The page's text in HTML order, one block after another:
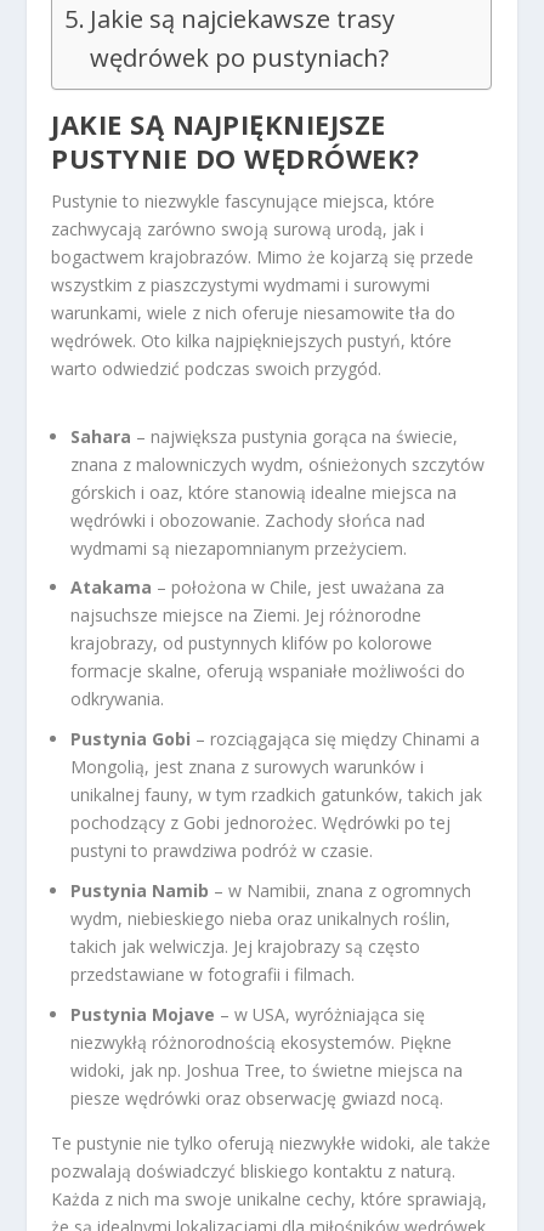
Jakie są najciekawsze trasy
wędrówek po pustyniach?
JAKIE SĄ NAJPIĘKNIEJSZE
PUSTYNIE DO WĘDRÓWEK?
Pustynie to niezwykle fascynujące miejsca, które
zachwycają zarówno swoją surową urodą, jak i
bogactwem krajobrazów. Mimo że kojarzą się przede
wszystkim z piaszczystymi wydmami i surowymi
warunkami, wiele z nich oferuje niesamowite tła do
wędrówek. Oto kilka najpiękniejszych pustyń, które
warto odwiedzić podczas swoich przygód.
Sahara – najwięk­sza pustynia gorąca na świecie,
znana z malowniczych wydm, ośnieżonych szczytów
górskich i oaz, które stanowią idealne miejsca na
wędrówki i obozowanie. Zachody słońca nad
wydmami są niezapomnianym przeżyciem.
Atakama – położona w Chile, jest uważana za
najsuchsze miejsce na Ziemi. Jej różnorodne
krajobrazy, od pustynnych klifów po kolorowe
formacje skalne, oferują wspaniałe możliwości do
odkrywania.
Pustynia Gobi – rozciągająca się między Chinami a
Mongolią, jest znana z surowych warunków i
unikalnej fauny, w tym rzadkich gatunków, takich jak
pochodzący z Gobi jednorożec. Wędrówki po tej
pustyni to prawdziwa podróż w czasie.
Pustynia Namib – w Namibii, znana z ogromnych
wydm, niebieskiego nieba oraz unikalnych roślin,
takich jak welwiczja. Jej krajobrazy są często
przedstawiane w fotografii i filmach.
Pustynia Mojave – w USA, wyróżniająca się
niezwykłą różnorodnością ekosystemów. Piękne
widoki, jak np. Joshua Tree, to świetne miejsca na
piesze wędrówki oraz obserwację gwiazd nocą.
Te pustynie nie tylko oferują niezwykłe widoki, ale także
pozwalają doświadczyć bliskiego kontaktu z naturą.
Każda z nich ma swoje unikalne cechy, które sprawiają,
że są idealnymi lokalizacjami dla miłośników wędrówek